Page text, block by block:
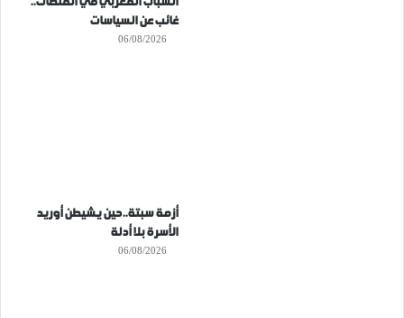
غائب عن السياسات
06/08/2026
أزمة سبتة..حين يشيطن أوريد
الأسرة بلا أدلة
06/08/2026